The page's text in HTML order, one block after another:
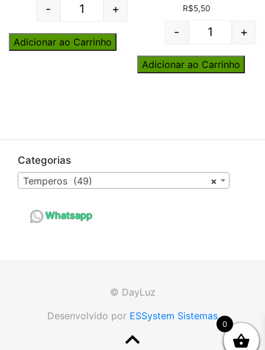
Quantity
- +
Adicionar ao Carrinho
R$5,50
Quantity
- +
Adicionar ao Carrinho
Categorias
×
Temperos (49)
Whatsapp
© DayLuz
Desenvolvido por ESSystem Sistemas
0